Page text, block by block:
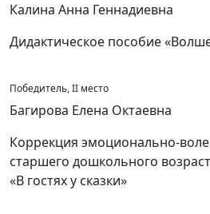
Калина Анна Геннадиевна
Дидактическое пособие
Победитель, II место
Багирова Елена Октаевна
Коррекция эмоционально-
старшего дошкольного
«В гостях у сказки»